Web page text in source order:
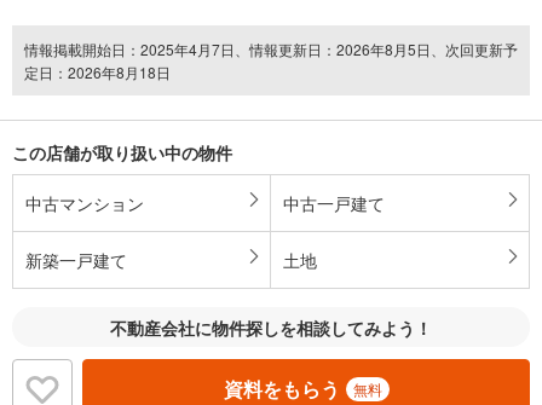
情報掲載開始日：2025年4月7日、情報更新日：2026年8月5日、次回更新予
定日：2026年8月18日
この店舗が取り扱い中の物件
中古マンション 中古一戸建て
新築一戸建て 土地
不動産会社に物件探しを相談してみよう！
資料をもらう 無料